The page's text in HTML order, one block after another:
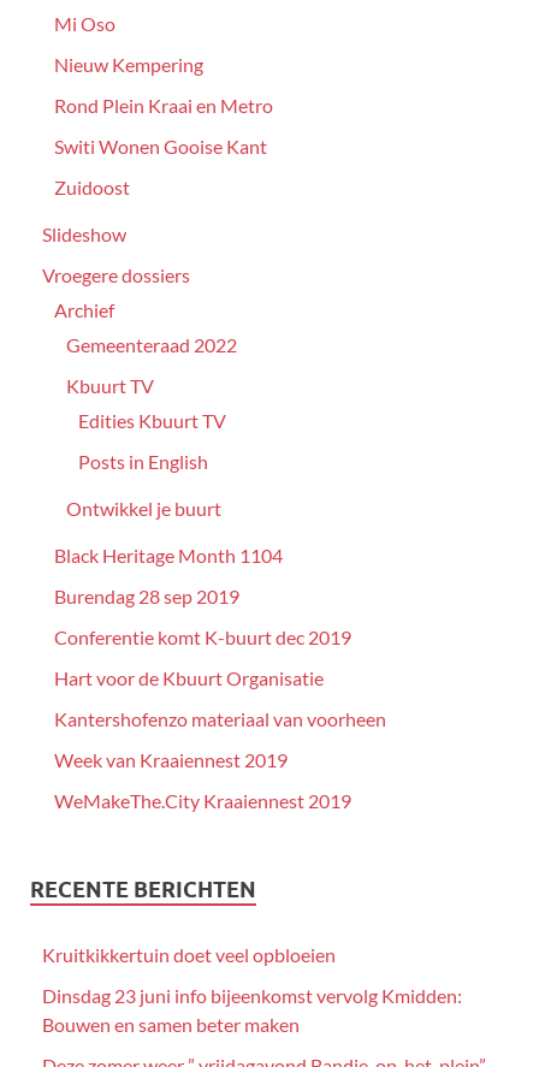
Mi Oso
Nieuw Kempering
Rond Plein Kraai en Metro
Switi Wonen Gooise Kant
Zuidoost
Slideshow
Vroegere dossiers
Archief
Gemeenteraad 2022
Kbuurt TV
Edities Kbuurt TV
Posts in English
Ontwikkel je buurt
Black Heritage Month 1104
Burendag 28 sep 2019
Conferentie komt K-buurt dec 2019
Hart voor de Kbuurt Organisatie
Kantershofenzo materiaal van voorheen
Week van Kraaiennest 2019
WeMakeThe.City Kraaiennest 2019
RECENTE BERICHTEN
Kruitkikkertuin doet veel opbloeien
Dinsdag 23 juni info bijeenkomst vervolg Kmidden:
Bouwen en samen beter maken